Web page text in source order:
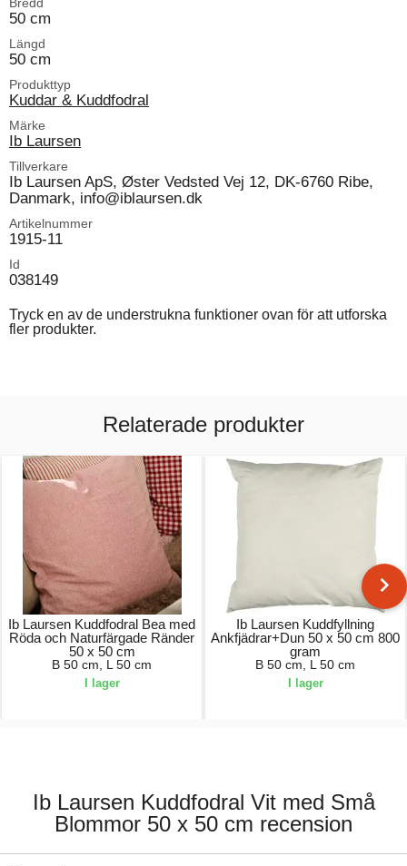
50 cm
Längd
50 cm
Produkttyp
Kuddar & Kuddfodral
Märke
Ib Laursen
Tillverkare
Ib Laursen ApS, Øster Vedsted Vej 12, DK-6760 Ribe,
Danmark, info@iblaursen.dk
Artikelnummer
1915-11
Id
038149
Tryck en av de understrukna funktioner ovan för att utforska
fler produkter.
Relaterade produkter
Ib Laursen Kuddfodral Bea med
Röda och Naturfärgade Ränder
50 x 50 cm
B 50 cm, L 50 cm
I lager
Ib Laursen Kuddfyllning
Ankfjädrar+Dun 50 x 50 cm 800
gram
B 50 cm, L 50 cm
I lager
Ib Laursen Kuddfodral Vit med Små
Blommor 50 x 50 cm recension